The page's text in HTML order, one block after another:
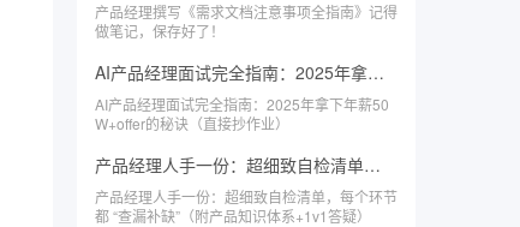
产品经理撰写《需求文档注意事项全指南》记得
做笔记，保存好了！
AI产品经理面试完全指南：2025年拿下年薪50W+offer的秘诀（直接抄作业）
AI产品经理面试完全指南：2025年拿下年薪50
W+offer的秘诀（直接抄作业）
产品经理人手一份：超细致自检清单，每个环节都 “查漏补缺”（附产品知识体系+1v1答疑）
产品经理人手一份：超细致自检清单，每个环节
都 “查漏补缺”（附产品知识体系+1v1答疑）